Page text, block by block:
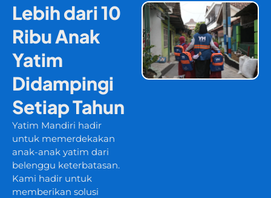
Lebih dari 10
Ribu Anak
Yatim
Didampingi
Setiap Tahun
Yatim Mandiri hadir
untuk memerdekakan
anak-anak yatim dari
belenggu keterbatasan.
Kami hadir untuk
memberikan solusi